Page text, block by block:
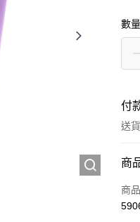
數量
付
送
付
信
商
商